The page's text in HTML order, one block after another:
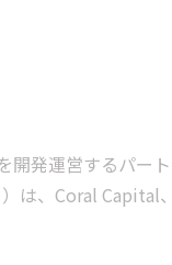
発運営するパー
）は、Coral Capital